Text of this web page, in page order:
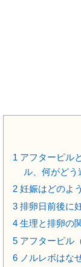
1 アフターピル
ル、何がどう
2 妊娠はどのよ
3 排卵日前後に
4 生理と排卵の
5 アフターピル
6 ノルレボはな